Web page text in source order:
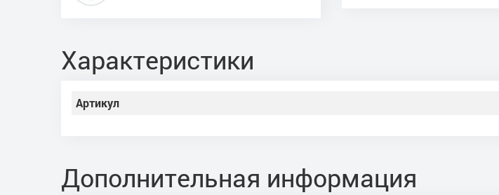
Характеристики
Артикул
Дополнительная информация